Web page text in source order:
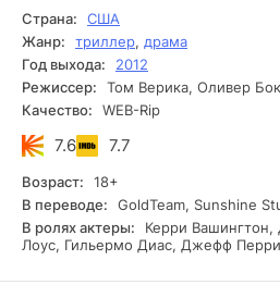
жестко, быстро, без лишних
Страна:
США
Жанр:
триллер, драма
Год выхода:
2012
Режиссер:
Том Верика, Оливер
Качество:
WEB-Rip
7.6 7.7
Возраст:
18+
В переводе:
GoldTeam, Sunshine
В ролях актеры:
Керри Вашингтон,
Лоус, Гильермо Диас, Джефф Перри